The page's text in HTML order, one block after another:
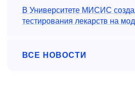
В Университете МИСИС
тестирования лекарств на
ВСЕ НОВОСТИ